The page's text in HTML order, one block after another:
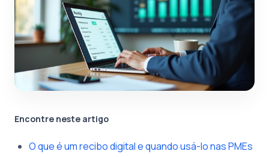
Encontre neste artigo
O que é um recibo digital e quando usá-lo nas PMEs